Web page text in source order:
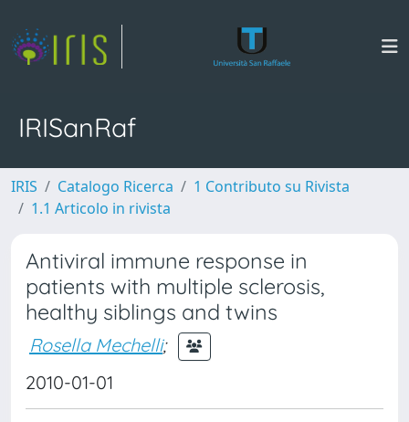
IRISanRaf
IRIS Catalogo Ricerca
1 Contributo su Rivista
1.1 Articolo in rivista
Antiviral immune response in
patients with multiple sclerosis,
healthy siblings and twins
Rosella Mechelli;
2010-01-01